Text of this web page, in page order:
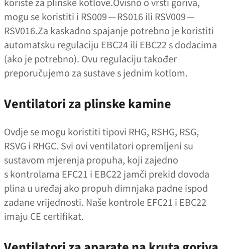
mogu se koristiti i RS009 — RS016 ili RSV009 —
RSV016.Za kaskadno spajanje potrebno je koristiti
automatsku regulaciju EBC24 ili EBC22 s dodacima
(ako je potrebno). Ovu regulaciju također
preporučujemo za sustave s jednim kotlom.
Ventilatori za plinske kamine
Ovdje se mogu koristiti tipovi RHG, RSHG, RSG,
RSVG i RHGC. Svi ovi ventilatori opremljeni su
sustavom mjerenja propuha, koji zajedno
s kontrolama EFC21 i EBC22 jamči prekid dovoda
plina u uređaj ako propuh dimnjaka padne ispod
zadane vrijednosti. Naše kontrole EFC21 i EBC22
imaju CE certifikat.